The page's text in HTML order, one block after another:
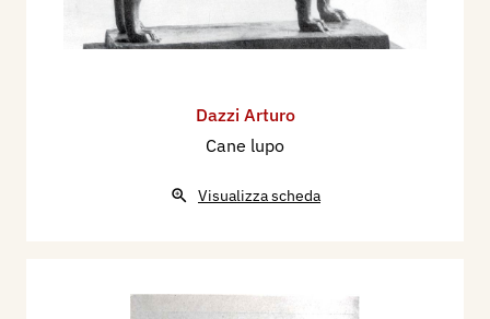
Dazzi Arturo
Cane lupo
Visualizza scheda